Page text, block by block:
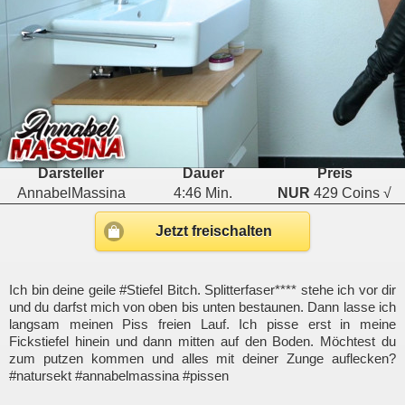
Darsteller Dauer
Preis
AnnabelMassina
4:46 Min. NUR 429 Coins √
Jetzt freischalten
Ich bin deine geile #Stiefel Bitch. Splitterfaser**** stehe ich vor dir
und du darfst mich von oben bis unten bestaunen. Dann lasse ich
langsam meinen Piss freien Lauf. Ich pisse erst in meine
Fickstiefel hinein und dann mitten auf den Boden. Möchtest du
zum putzen kommen und alles mit deiner Zunge auflecken?
#natursekt #annabelmassina #pissen